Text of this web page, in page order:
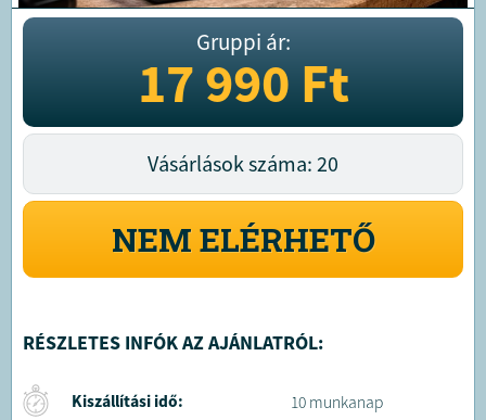
Gruppi ár:
17 990Ft
Vásárlások száma: 20
NEM ELÉRHETŐ
RÉSZLETES INFÓK AZ AJÁNLATRÓL:
Kiszállítási idő: 10 munkanap